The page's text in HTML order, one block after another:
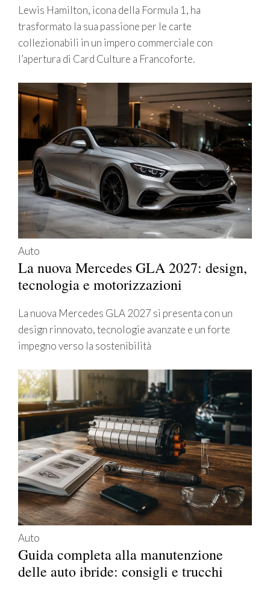
Lewis Hamilton, icona della Formula 1, ha
trasformato la sua passione per le carte
collezionabili in un impero commerciale con
l’apertura di Card Culture a Francoforte.
Auto
La nuova Mercedes GLA 2027: design,
tecnologia e motorizzazioni
La nuova Mercedes GLA 2027 si presenta con un
design rinnovato, tecnologie avanzate e un forte
impegno verso la sostenibilità
Auto
Guida completa alla manutenzione
delle auto ibride: consigli e trucchi